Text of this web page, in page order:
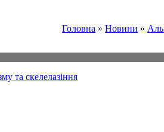
Головна » Новини »
та скелелазіння